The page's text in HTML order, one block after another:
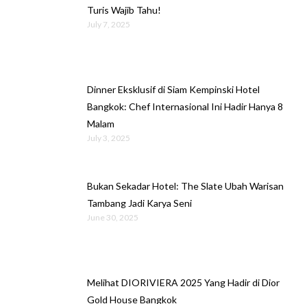
Turis Wajib Tahu!
July 7, 2025
Dinner Eksklusif di Siam Kempinski Hotel
Bangkok: Chef Internasional Ini Hadir Hanya 8
Malam
July 3, 2025
Bukan Sekadar Hotel: The Slate Ubah Warisan
Tambang Jadi Karya Seni
June 30, 2025
Melihat DIORIVIERA 2025 Yang Hadir di Dior
Gold House Bangkok